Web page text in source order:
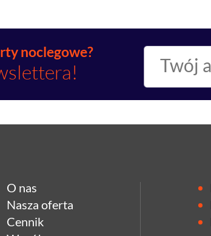
noclegowe?
O nas
Nasza oferta
Cennik